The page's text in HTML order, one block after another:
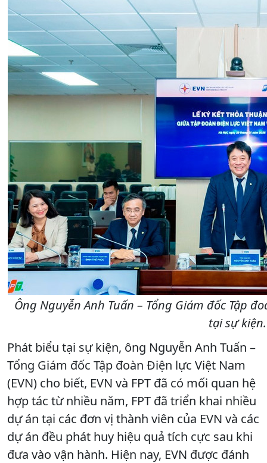
Ông Nguyễn Anh Tuấn – Tổng Giám đốc Tập
tại sự kiện.
Phát biểu tại sự kiện, ông Nguyễn Anh Tuấn –
Tổng Giám đốc Tập đoàn Điện lực Việt Nam
(EVN) cho biết, EVN và FPT đã có mối quan hệ
hợp tác từ nhiều năm, FPT đã triển khai nhiều
dự án tại các đơn vị thành viên của EVN và các
dự án đều phát huy hiệu quả tích cực sau khi
đưa vào vận hành. Hiện nay, EVN được đánh